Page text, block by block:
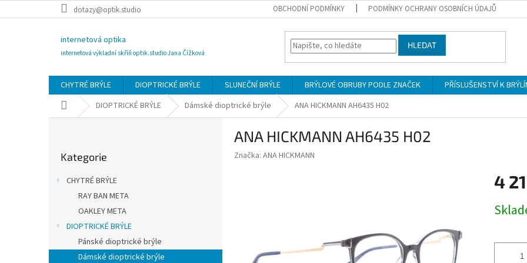
na
dotazy@optik.studio OBCHODNÍ PODMÍNKY PODMÍNKY OCHRANY OSOBNÍCH ÚDAJŮ
internetová optika
internetová výkladní skříň optik.studio Jana Čížková
HLEDAT
CHYTRÉ BRÝLE DIOPTRICKÉ BRÝLE SLUNEČNÍ BRÝLE BRÝLOVÉ OBRUBY PODLE ZNAČEK PŘÍSLUŠENSTVÍ K
Domů DIOPTRICKÉ BRÝLE Dámské dioptrické brýle ANA HICKMANN AH6435 H02
a
kategorie
Kategorie
CHYTRÉ BRÝLE
RAY BAN META
OAKLEY META
DIOPTRICKÉ BRÝLE
Pánské dioptrické brýle
Dámské dioptrické brýle
ANA HICKMANN AH6435 H02
Značka: ANA HICKMANN
4
cena: